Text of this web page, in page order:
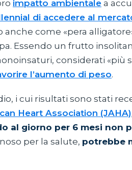
impatto ambientale a
di accedere al
anche come «pera
Essendo un frutto
considerati «più
l’aumento di peso.
i cui risultati sono stati
Heart Association (JAHA)
al giorno per 6 mesi non
per la salute, potrebbe